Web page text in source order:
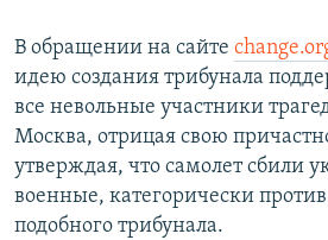
В обращении на сайте
идею создания трибунала
все невольные участники
Москва, отрицая свою
утверждая, что самолет сбили
военные, категорически
подобного трибунала.